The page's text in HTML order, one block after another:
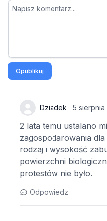
Opublikuj
Dziadek 5 sierpnia
2 lata temu ustalano
zagospodarowania
rodzaj i wysokość
powierzchni
protestów nie było.
Odpowiedz